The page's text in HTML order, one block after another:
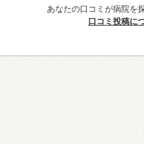
あなたの口コミが病院を
口コミ投稿に